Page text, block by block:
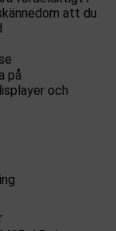
att du
på
och